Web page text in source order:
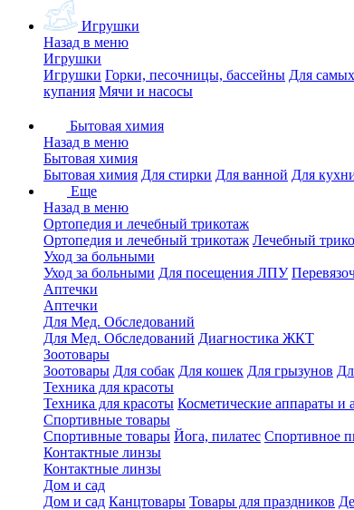
Игрушки
Назад в меню
Игрушки
Игрушки Горки, песочницы, бассейны Для
купания Мячи и насосы
Бытовая химия
Назад в меню
Бытовая химия
Бытовая химия Для стирки Для ванной Для
Еще
Назад в меню
Ортопедия и лечебный трикотаж
Ортопедия и лечебный трикотаж Лечебный
Уход за больными
Уход за больными Для посещения ЛПУ
Аптечки
Аптечки
Для Мед. Обследований
Для Мед. Обследований Диагностика ЖКТ
Зоотовары
Зоотовары Для собак Для кошек Для грызунов
Техника для красоты
Техника для красоты Косметические аппараты и
Спортивные товары
Спортивные товары Йога, пилатес Спортивное
Контактные линзы
Контактные линзы
Дом и сад
Дом и сад Канцтовары Товары для праздников